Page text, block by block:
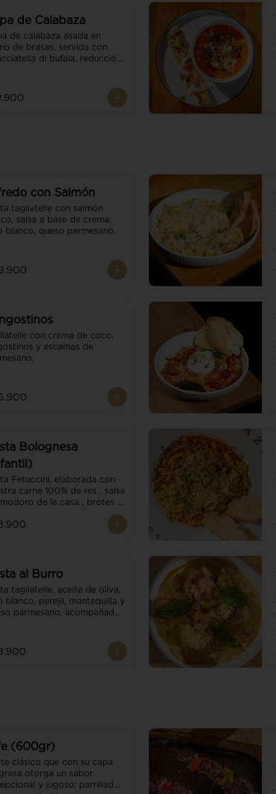
de Calabaza
de calabaza asada en
de brasas, servida con
di bufala, reducción
con Salmón
tagliatelle con salmón
salsa a base de crema,
blanco, queso parmesano.
con crema de coco,
y escamas de
Bolognesa
Fetuccini, elaborada con
carne 100% de res , salsa
de la casa , brotes
al Burro
tagliatelle, aceite de oliva,
blanco, perejil, mantequilla y
parmesano, acompañado
(600gr)
clásico que con su capa
otorga un sabor
y jugoso; parrillado